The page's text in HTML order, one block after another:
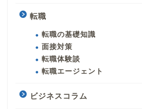
転職
転職の基礎知識
面接対策
転職体験談
転職エージェント
ビジネスコラム